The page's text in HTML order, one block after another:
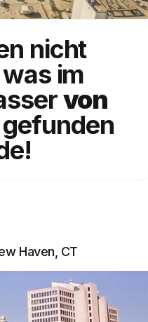
nicht
im
von
Haven, CT
zu öffnen